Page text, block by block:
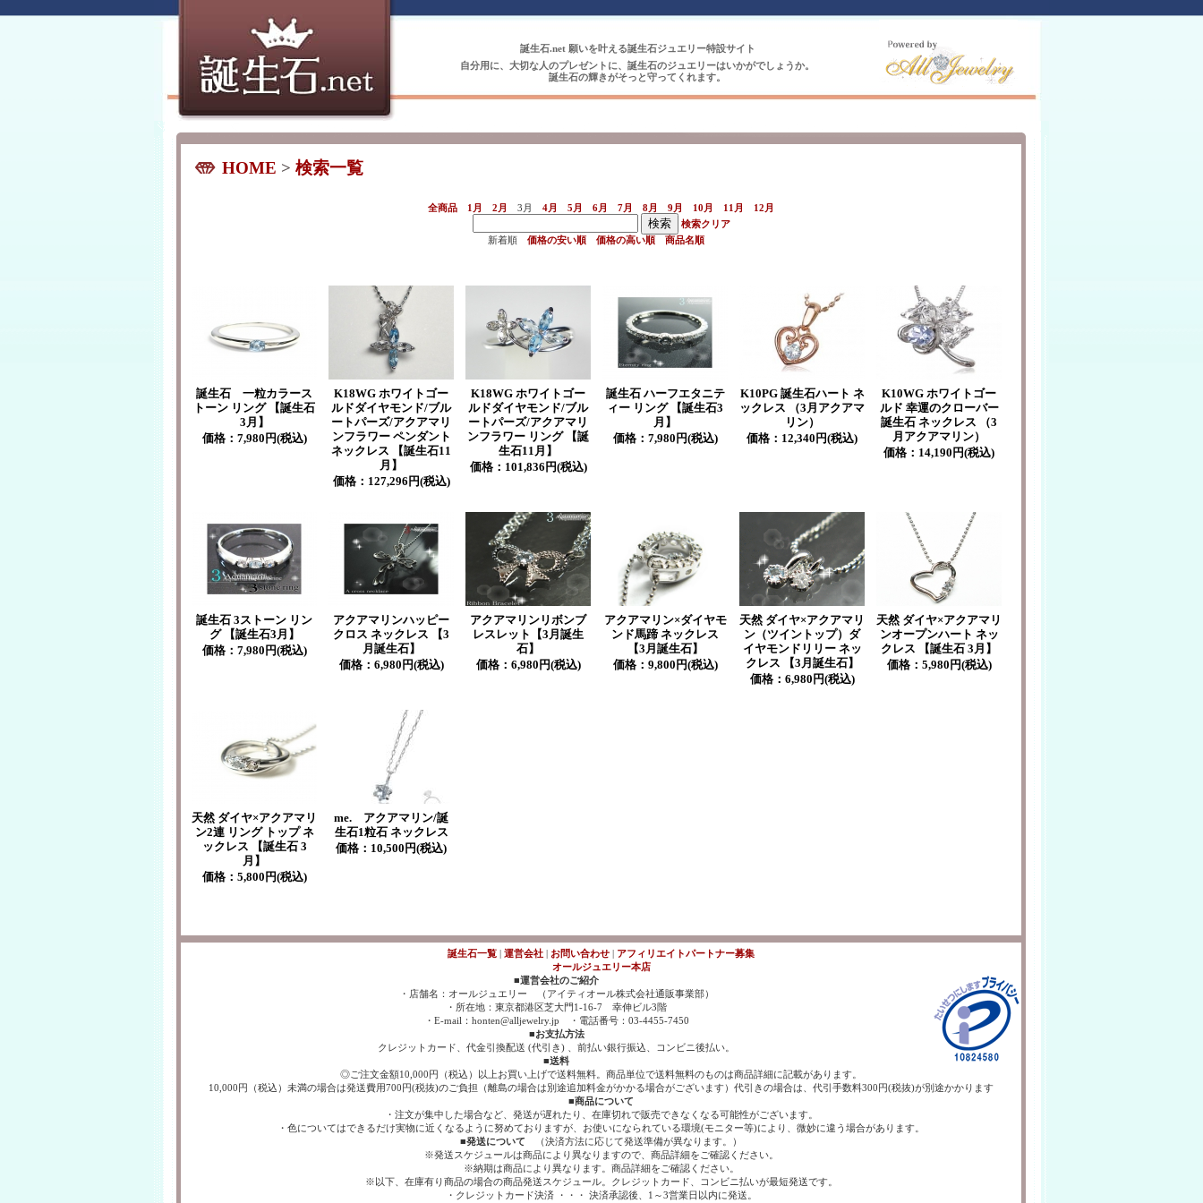
誕生石.net 願いを叶える誕生石ジュエリー特設サイト
自分用に、大切な人のプレゼントに、誕生石のジュエリーはいかがでしょうか。
誕生石の輝きがそっと守ってくれます。
HOME > 検索一覧
全商品 1月 2月 3月 4月 5月 6月 7月 8月 9月 10月 11月
12月
検索クリア
新着順 価格の安い順 価格の高い順 商品名順
誕生石 一粒カラース
トーン リング 【誕生石
3月】
価格： 7,980円(税込)
K18WG ホワイトゴー
ルドダイヤモンド/ブル
ートパーズ/アクアマリ
ンフラワー ペンダント
ネックレス 【誕生石11
月】
価格： 127,296円(税込)
K18WG ホワイトゴー
ルドダイヤモンド/ブル
ートパーズ/アクアマリ
ンフラワー リング 【誕
生石11月】
価格： 101,836円(税込)
誕生石 ハーフエタニテ
ィー リング 【誕生石3
月】
価格： 7,980円(税込)
K10PG 誕生石ハート ネ
ックレス （3月アクアマ
リン）
価格： 12,340円(税込)
K10WG ホワイトゴー
ルド 幸運のクローバー
誕生石 ネックレス （3
月アクアマリン）
価格： 14,190円(税込)
誕生石 3ストーン リン
グ 【誕生石3月】
価格： 7,980円(税込)
アクアマリンハッピー
クロス ネックレス 【3
月誕生石】
価格： 6,980円(税込)
アクアマリンリボンブ
レスレット【3月誕生
石】
価格： 6,980円(税込)
アクアマリン×ダイヤモ
ンド馬蹄 ネックレス
【3月誕生石】
価格： 9,800円(税込)
天然 ダイヤ×アクアマリ
ン（ツイントップ）ダ
イヤモンドリリー ネッ
クレス 【3月誕生石】
価格： 6,980円(税込)
天然 ダイヤ×アクアマリ
ンオープンハート ネッ
クレス 【誕生石 3月】
価格： 5,980円(税込)
天然 ダイヤ×アクアマリ
ン2連 リング トップ ネ
ックレス 【誕生石 3
月】
価格： 5,800円(税込)
me. アクアマリン/誕
生石1粒石 ネックレス
価格： 10,500円(税込)
誕生石一覧 | 運営会社 | お問い合わせ | アフィリエイトパートナー募集
オールジュエリー本店
■運営会社のご紹介
・店舗名：オールジュエリー （アイティオール株式会社通販事業部）
・所在地：東京都港区芝大門1-16-7 幸伸ビル3階
・E-mail：honten@alljewelry.jp ・電話番号：03-4455-7450
■お支払方法
クレジットカード、代金引換配送 (代引き) 、前払い銀行振込、コンビニ後払い。
■送料
◎ご注文金額10,000円（税込）以上お買い上げで送料無料。商品単位で送料無料のものは商品詳細に記載があります。
10,000円（税込）未満の場合は発送費用700円(税抜)のご負担（離島の場合は別途追加料金がかかる場合がございます）代引きの場合は、代引手数料300円(税抜)が別途かかります
■商品について
・注文が集中した場合など、発送が遅れたり、在庫切れで販売できなくなる可能性がございます。
・色についてはできるだけ実物に近くなるように努めておりますが、お使いになられている環境(モニター等)により、微妙に違う場合があります。
■発送について （決済方法に応じて発送準備が異なります。）
※発送スケジュールは商品により異なりますので、商品詳細をご確認ください。
※納期は商品により異なります。商品詳細をご確認ください。
※以下、在庫有り商品の場合の商品発送スケジュール。クレジットカード、コンビニ払いが最短発送です。
・クレジットカード決済 ・・・ 決済承認後、1～3営業日以内に発送。